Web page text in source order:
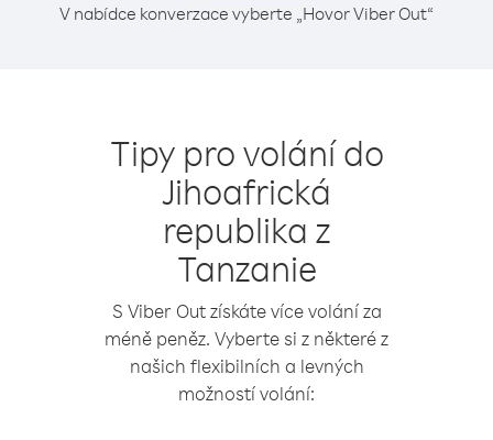
V nabídce konverzace vyberte „Hovor Viber Out“
Tipy pro volání do
Jihoafrická
republika z
Tanzanie
S Viber Out získáte více volání za
méně peněz. Vyberte si z některé z
našich flexibilních a levných
možností volání: